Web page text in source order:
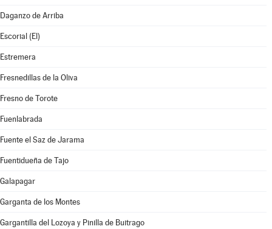
Daganzo de Arriba
Escorial (El)
Estremera
Fresnedillas de la Oliva
Fresno de Torote
Fuenlabrada
Fuente el Saz de Jarama
Fuentidueña de Tajo
Galapagar
Garganta de los Montes
Gargantilla del Lozoya y Pinilla de Buitrago